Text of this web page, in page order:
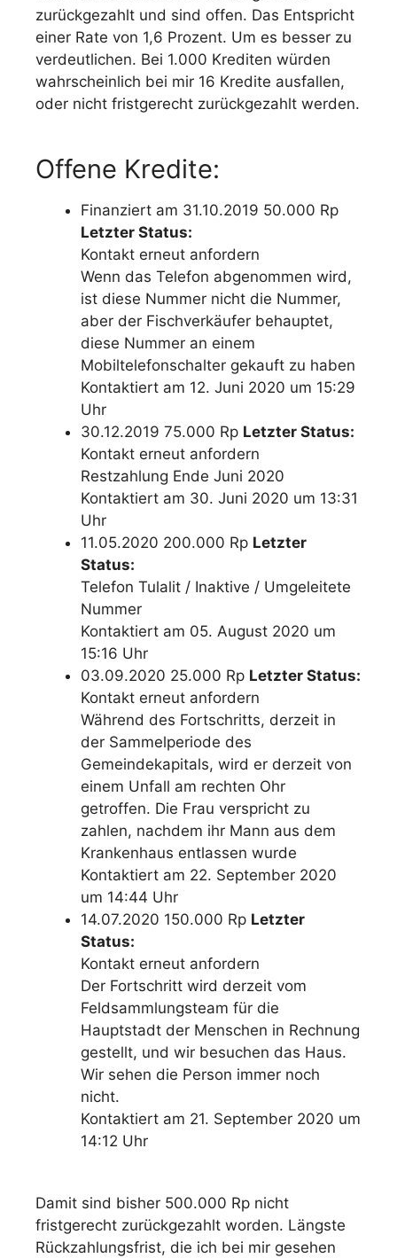
zurückgezahlt und sind offen. Das Entspricht
einer Rate von 1,6 Prozent. Um es besser zu
verdeutlichen. Bei 1.000 Krediten würden
wahrscheinlich bei mir 16 Kredite ausfallen,
oder nicht fristgerecht zurückgezahlt werden.
Offene Kredite:
Finanziert am 31.10.2019 50.000 Rp
Letzter Status:
Kontakt erneut anfordern
Wenn das Telefon abgenommen wird,
ist diese Nummer nicht die Nummer,
aber der Fischverkäufer behauptet,
diese Nummer an einem
Mobiltelefonschalter gekauft zu haben
Kontaktiert am 12. Juni 2020 um 15:29
Uhr
30.12.2019 75.000 Rp Letzter Status:
Kontakt erneut anfordern
Restzahlung Ende Juni 2020
Kontaktiert am 30. Juni 2020 um 13:31
Uhr
11.05.2020 200.000 Rp Letzter
Status:
Telefon Tulalit / Inaktive / Umgeleitete
Nummer
Kontaktiert am 05. August 2020 um
15:16 Uhr
03.09.2020 25.000 Rp Letzter Status:
Kontakt erneut anfordern
Während des Fortschritts, derzeit in
der Sammelperiode des
Gemeindekapitals, wird er derzeit von
einem Unfall am rechten Ohr
getroffen. Die Frau verspricht zu
zahlen, nachdem ihr Mann aus dem
Krankenhaus entlassen wurde
Kontaktiert am 22. September 2020
um 14:44 Uhr
14.07.2020 150.000 Rp Letzter
Status:
Kontakt erneut anfordern
Der Fortschritt wird derzeit vom
Feldsammlungsteam für die
Hauptstadt der Menschen in Rechnung
gestellt, und wir besuchen das Haus.
Wir sehen die Person immer noch
nicht.
Kontaktiert am 21. September 2020 um
14:12 Uhr
Damit sind bisher 500.000 Rp nicht
fristgerecht zurückgezahlt worden. Längste
Rückzahlungsfrist, die ich bei mir gesehen